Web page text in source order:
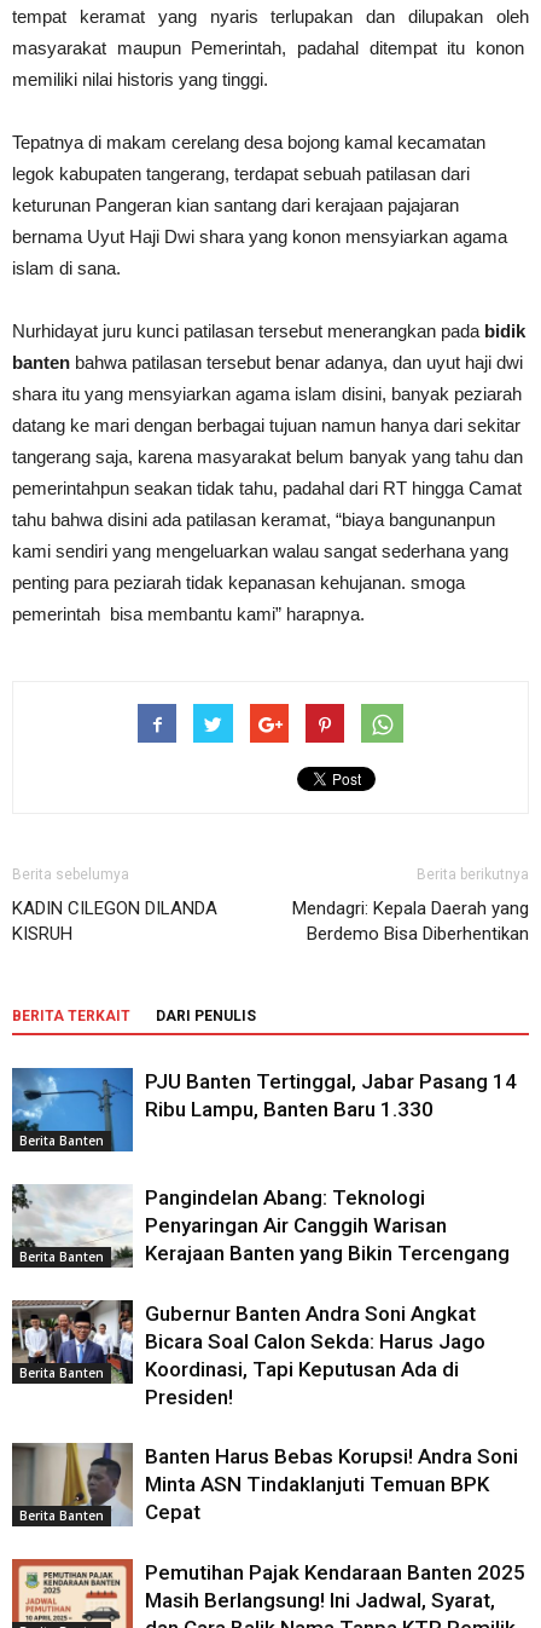
tempat keramat yang nyaris terlupakan dan dilupakan oleh
masyarakat maupun Pemerintah, padahal ditempat itu konon
memiliki nilai historis yang tinggi.
Tepatnya di makam cerelang desa bojong kamal kecamatan
legok kabupaten tangerang, terdapat sebuah patilasan dari
keturunan Pangeran kian santang dari kerajaan pajajaran
bernama Uyut Haji Dwi shara yang konon mensyiarkan agama
islam di sana.
Nurhidayat juru kunci patilasan tersebut menerangkan pada bidik
banten bahwa patilasan tersebut benar adanya, dan uyut haji dwi
shara itu yang mensyiarkan agama islam disini, banyak peziarah
datang ke mari dengan berbagai tujuan namun hanya dari sekitar
tangerang saja, karena masyarakat belum banyak yang tahu dan
pemerintahpun seakan tidak tahu, padahal dari RT hingga Camat
tahu bahwa disini ada patilasan keramat, “biaya bangunanpun
kami sendiri yang mengeluarkan walau sangat sederhana yang
penting para peziarah tidak kepanasan kehujanan. smoga
pemerintah bisa membantu kami” harapnya.
Berita sebelumya
KADIN CILEGON DILANDA
KISRUH
Berita berikutnya
Mendagri: Kepala Daerah yang
Berdemo Bisa Diberhentikan
BERITA TERKAIT DARI PENULIS
Berita Banten
PJU Banten Tertinggal, Jabar Pasang 14
Ribu Lampu, Banten Baru 1.330
Berita Banten
Pangindelan Abang: Teknologi
Penyaringan Air Canggih Warisan
Kerajaan Banten yang Bikin Tercengang
Berita Banten
Gubernur Banten Andra Soni Angkat
Bicara Soal Calon Sekda: Harus Jago
Koordinasi, Tapi Keputusan Ada di
Presiden!
Berita Banten
Banten Harus Bebas Korupsi! Andra Soni
Minta ASN Tindaklanjuti Temuan BPK
Cepat
Pemutihan Pajak Kendaraan Banten 2025
Masih Berlangsung! Ini Jadwal, Syarat,